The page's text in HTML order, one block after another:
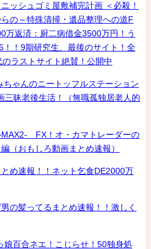
ッシュゴミ屋敷補完計画 ＜必殺！
の～特殊清掃・遺品整理への道F
万返済：厨二病借金3500万円！う
！9期研究生、最後のサイト！全
ラストサイト絶賛！公開中
ゃんのニートッフルステーション
三昧老後生活！（無職孤独居老人的
MAX2- FX！オ・カマトレーダーの
（おもしろ動画まとめ速報）
め速報！！ネット乞食DE2000万
の髪ってるまとめ速報！！激しく
娘百合ネエ！こじらせ！50独身処